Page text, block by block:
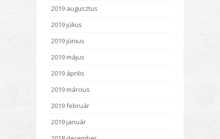
2019 augusztus
2019 július
2019 június
2019 május
2019 április
2019 március
2019 február
2019 január